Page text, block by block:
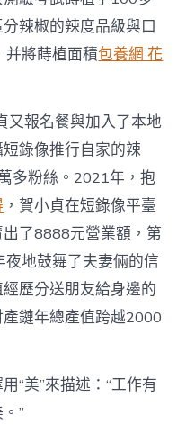
辣椒的辣度品級與口
并將蒔植面積包養網 花
又報名餐與加入了本地
錄像推行自家的辣
多粉絲。2021年，抱
，賀小貞在短錄像平臺
了8888元營業額，第
地鼓舞了夫妻倆的信
歷分送朋友給身邊的
鏈年總產值跨越2000
“美”來描述：“工作有
”